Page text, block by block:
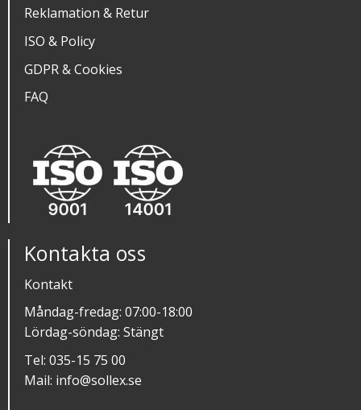
Reklamation & Retur
ISO & Policy
GDPR & Cookies
FAQ
Kontakta oss
Kontakt
Måndag-fredag: 07:00-18:00
Lördag-söndag: Stängt
Tel: 035-15 75 00
Mail: info@sollex.se